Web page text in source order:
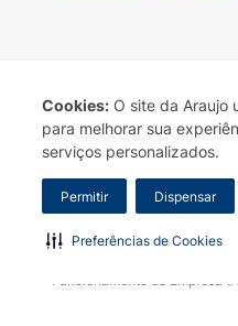
Cookies: O site da Araujo
para melhorar sua
serviços personalizados.
Permitir Dispensar
Preferências de Cookies
Termo de Uso Portal da
A Drogaria Araujo S/A
marca. Para sua segurança
Araujo S.A. Em caso de
Razão Social: Drogaria
0300.313.1010 e (31) 3270-
10.965 | Yasmin Silva
Funcionamento da Empresa